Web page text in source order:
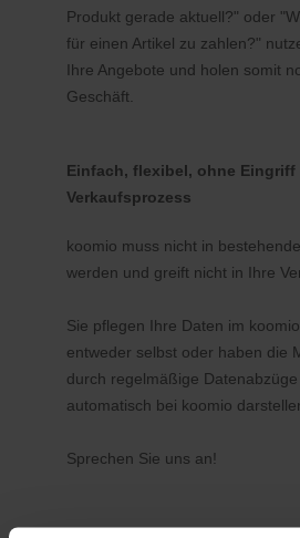
Produkt gerade aktuell?" oder
für einen Artikel zu zahlen?"
Ihre Angebote und holen somit
Geschäft.
Einfach, flexibel, ohne Eingriff
Verkaufsprozess
koomio muss nicht in
werden und greift nicht in Ihre
Sie pflegen Ihre Daten im
entweder selbst oder haben die
durch regelmäßige
automatisch bei koomio
Sprechen Sie uns an!